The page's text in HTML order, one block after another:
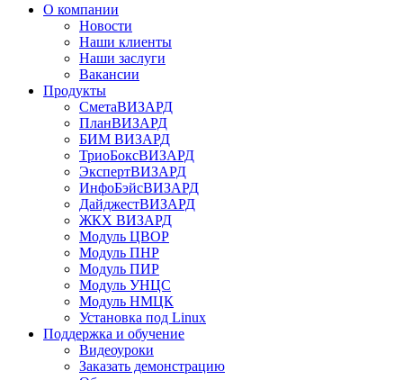
О компании
Новости
Наши клиенты
Наши заслуги
Вакансии
Продукты
СметаВИЗАРД
ПланВИЗАРД
БИМ ВИЗАРД
ТриоБоксВИЗАРД
ЭкспертВИЗАРД
ИнфоБэйсВИЗАРД
ДайджестВИЗАРД
ЖКХ ВИЗАРД
Модуль ЦВОР
Модуль ПНР
Модуль ПИР
Модуль УНЦС
Модуль НМЦК
Установка под Linux
Поддержка и обучение
Видеоуроки
Заказать демонстрацию